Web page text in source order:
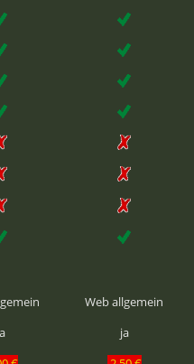
Web allgemein
ja